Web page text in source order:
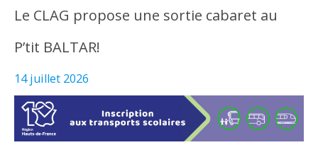
Le CLAG propose une sortie cabaret au
P’tit BALTAR!
14 juillet 2026